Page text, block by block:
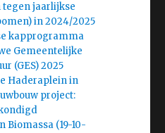
tegen jaarlijkse
in 2024/2025
kapprogramma
Gemeentelijke
(GES) 2025
Haderaplein in
project:
Biomassa (19-10-